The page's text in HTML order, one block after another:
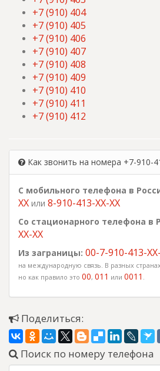
+7 (910) 404
+7 (910) 405
+7 (910) 406
+7 (910) 407
+7 (910) 408
+7 (910) 409
+7 (910) 410
+7 (910) 411
+7 (910) 412
Как звонить на номера +7-910-
С мобильного телефона в
XX или 8-910-413-XX-XX
Со стационарного телефона в
XX-XX
Из заграницы: 00-7-910-413-
на международную связь. В разных
но как правило это 00, 011 или 0011 .
Поделиться:
Поиск по номеру телефона